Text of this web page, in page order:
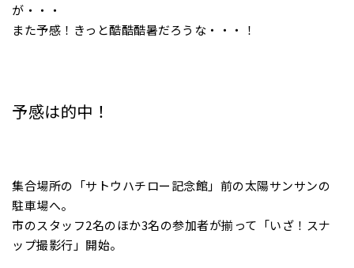
が・・・
また予感！きっと酷酷酷暑だろうな・・・！
予感は的中！
集合場所の「サトウハチロー記念館」前の太陽サンサンの
駐車場へ。
市のスタッフ2名のほか3名の参加者が揃って「いざ！スナ
ップ撮影行」開始。